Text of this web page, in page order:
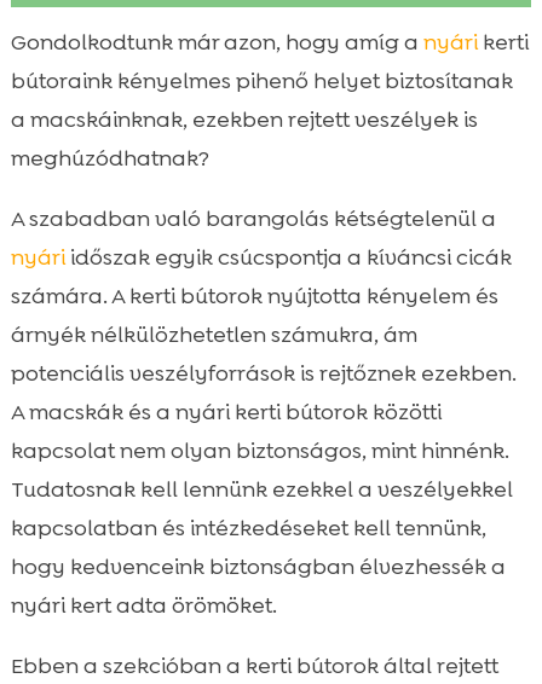
 A friss levegő és a kerti bútorok vonzereje
 Rejtett depressziók és repedések
 A párna és takarók csábítása
 A kerti bútorok anyaga
 Kavicsos felületek és padlóburkolatok
 Napernyők és napellenzők
 Víz, tálak és itatók
 Rovarcsapdák és vegyi anyagok
 A napozás és a hőkimerültség veszélyei
 Biztonságos kerti játékok
 A macska nyár kerti bútor kapcsolatának
áttekintése
CricksyCat termékek bemutatása
Hogyan biztosíthatunk biztonságos
környezetet a cicáknak?
 FAQ
Gondolkodtunk már azon, hogy amíg a nyárikerti
bútoraink kényelmes pihenő helyet biztosítanak
a macskáinknak, ezekben rejtett veszélyek is
meghúzódhatnak?
A szabadban való barangolás kétségtelenül a
nyáriidőszak egyik csúcspontja a kíváncsi cicák
számára. A kerti bútorok nyújtotta kényelem és
árnyék nélkülözhetetlen számukra, ám
potenciális veszélyforrások is rejtőznek ezekben.
A macskák és a nyári kerti bútorok közötti
kapcsolat nem olyan biztonságos, mint hinnénk.
Tudatosnak kell lennünk ezekkel a veszélyekkel
kapcsolatban és intézkedéseket kell tennünk,
hogy kedvenceink biztonságban élvezhessék a
nyári kert adta örömöket.
Ebben a szekcióban a kerti bútorok által rejtett